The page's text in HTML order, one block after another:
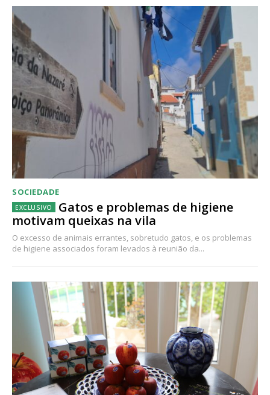
SOCIEDADE
Gatos e problemas de higiene
motivam queixas na vila
O excesso de animais errantes, sobretudo gatos, e os problemas
de higiene associados foram levados à reunião da...